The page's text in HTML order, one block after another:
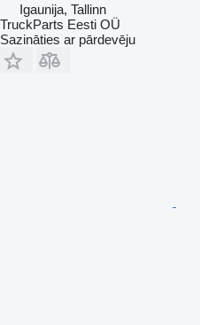
Igaunija, Tallinn
TruckParts Eesti OÜ
Sazināties ar pārdevēju